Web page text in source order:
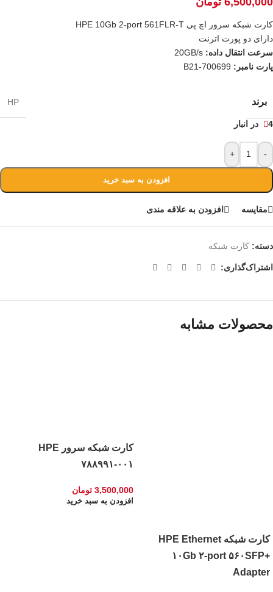
کارت شبکه سرور اچ پی HPE 10Gb 2-port 561FLR-T
دارای دو پورت اترنت
سرعت انتقال داده:
پارت نامبر:
برند HP
4 در انبار
-
+
افزودن به سبد خرید
مقايسه افزودن به علاقه مندی
دسته: کارت شبکه
اشتراک‌گذاری:
محصولات مشابه
کارت شبکه HPE Ethernet
۱۰Gb ۲-port ۵۶۰SFP+
Adapter
کارت شبکه سرور HPE
۷۸۸۹۹۱-۰۰۱
3,500,000 تومان
افزودن به سبد خرید